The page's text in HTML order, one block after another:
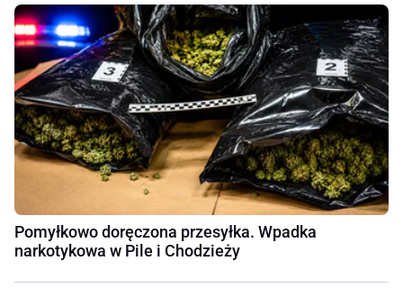
Pomyłkowo doręczona przesyłka. Wpadka
narkotykowa w Pile i Chodzieży